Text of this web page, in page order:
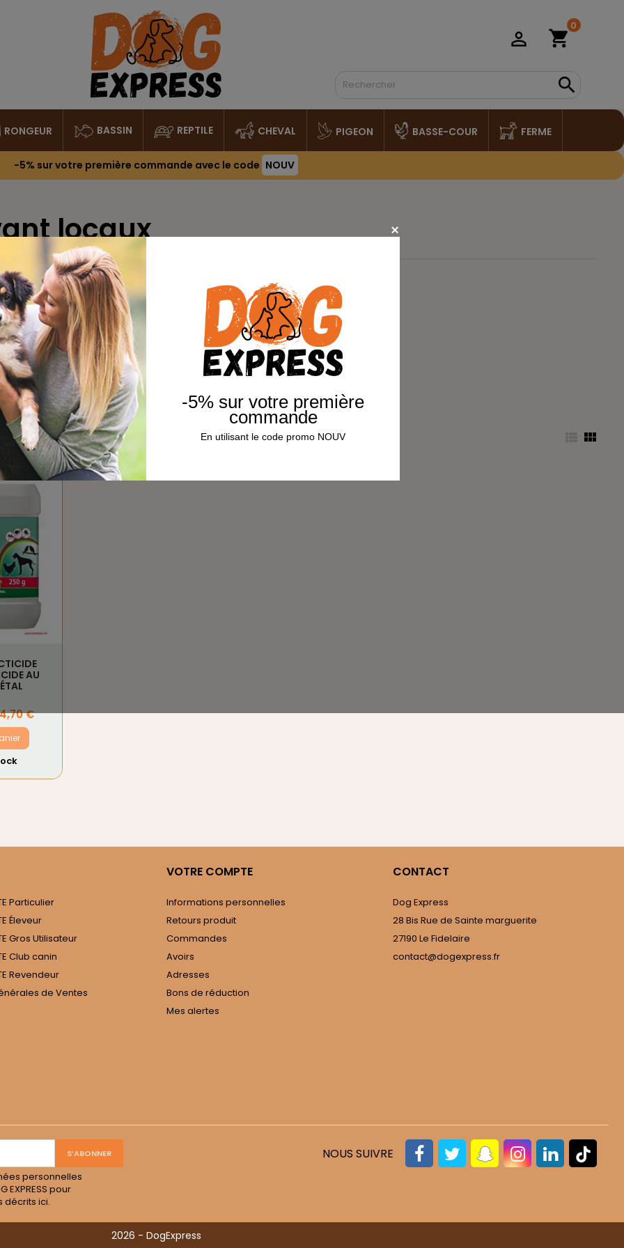
shopping_cart
0
person_outline

RONGEUR BASSIN REPTILE CHEVAL PIGEON BASSE-COUR FERME
-5% sur votre première commande avec le code NOUV
locaux

AU
€
Particulier
Éleveur
Gros Utilisateur
Club canin
Revendeur
de Ventes
VOTRE COMPTE
Informations personnelles
Retours produit
Commandes
Avoirs
Adresses
Bons de réduction
Mes alertes
CONTACT
Dog Express
28 Bis Rue de Sainte marguerite
27190 Le Fidelaire
contact@dogexpress.fr
personnelles
pour
décrits ici.
NOUS SUIVRE
2026 - DogExpress
-5% sur votre première
commande
En utilisant le code promo NOUV